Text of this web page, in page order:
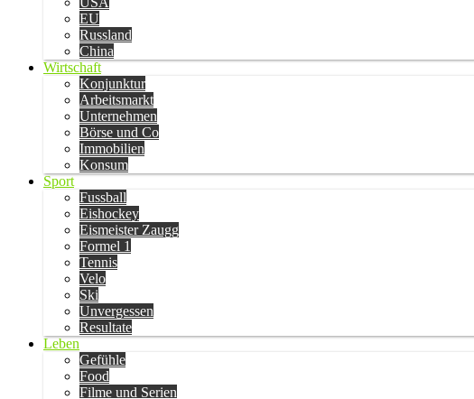
EU
Russland
China
Wirtschaft
Konjunktur
Arbeitsmarkt
Unternehmen
Börse und Co
Immobilien
Konsum
Sport
Fussball
Eishockey
Eismeister Zaugg
Formel 1
Tennis
Velo
Ski
Unvergessen
Resultate
Leben
Gefühle
Food
Filme und Serien